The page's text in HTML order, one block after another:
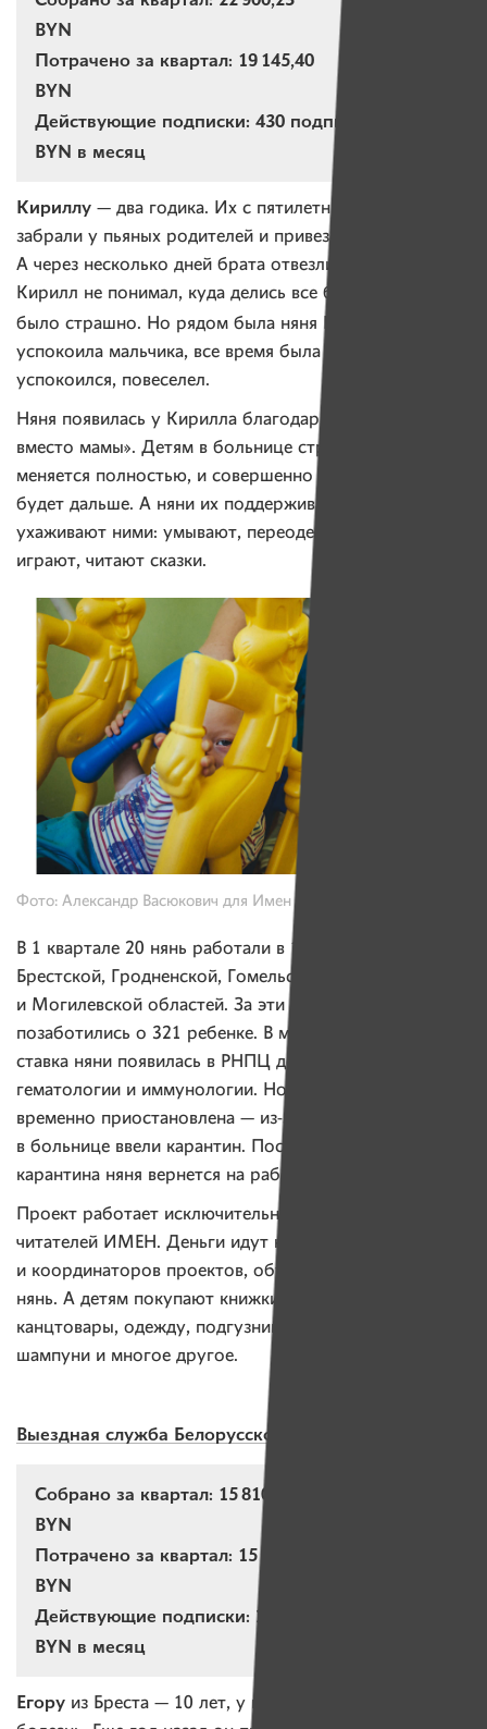
BYN
Потрачено за квартал: 19 145,40
BYN
Действующие подписки: 430 подписок на 6 176
BYN в месяц
Кириллу — два годика. Их с пятилетним братом
забрали у пьяных родителей и привезли в больницу.
А через несколько дней брата отвезли в приют.
Кирилл не понимал, куда делись все близкие, ему
было страшно. Но рядом была няня Наташа
успокоила мальчика, все время была рядом. Малыш
успокоился, повеселел.
Няня появилась у Кирилла благодаря проекту «Няня
вместо мамы». Детям в больнице страшно — их жизнь
меняется полностью, и совершенно непонятно, что
будет дальше. А няни их поддерживают, успокаивают,
ухаживают ними: умывают, переодевают, кормят,
играют, читают сказки.
Фото: Александр Васюкович для Имен
В 1 квартале 20 нянь работали в 18 больницах
Брестской, Гродненской, Гомельской, Минской
и Могилевской областей. За эти три месяца они
позаботились о 321 ребенке. В марте 2020 года
ставка няни появилась в РНПЦ детской онкологии,
гематологии и иммунологии. Но с апреля ее работа
временно приостановлена — из-за коронавируса
в больнице ввели карантин. После окончания
карантина няня вернется на работу.
Проект работает исключительно за счет средств
читателей ИМЕН. Деньги идут на зарплату нянь
и координаторов проектов, обучение и медосмотры
нянь. А детям покупают книжки, игрушки,
канцтовары, одежду, подгузники, салфетки, мыло,
шампуни и многое другое.
Выездная служба Белорусского детского хосписа
Собрано за квартал: 15 810,15
BYN
Потрачено за квартал: 15 245,23
BYN
Действующие подписки: 265 подписок на 3 598
BYN в месяц
Егору из Бреста — 10 лет, у него — неизлечимая